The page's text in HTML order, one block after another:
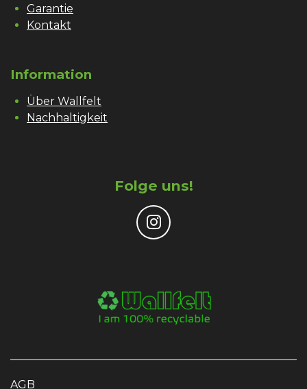
Garantie
Kontakt
Information
Über Wallfelt
Nachhaltigkeit
Folge uns!
I
a
g
r
m
AGB